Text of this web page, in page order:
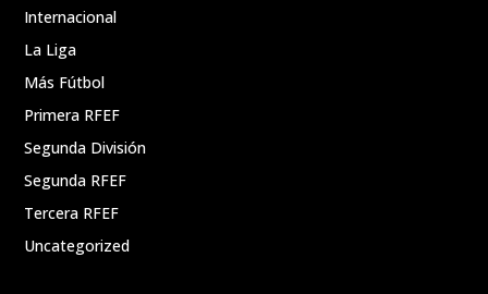
Internacional
La Liga
Más Fútbol
Primera RFEF
Segunda División
Segunda RFEF
Tercera RFEF
Uncategorized